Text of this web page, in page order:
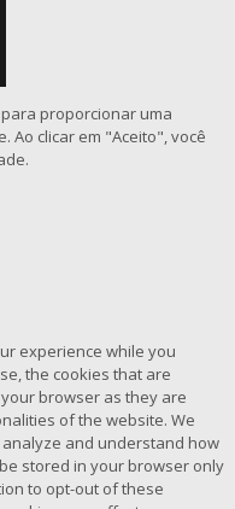
proporcionar uma
Ao clicar em "Aceito", você
experience while you
the cookies that are
browser as they are
of the website. We
and understand how
stored in your browser only
to opt-out of these